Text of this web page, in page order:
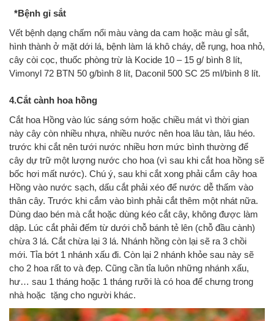
*Bệnh gỉ sắt
Vết bệnh dạng chấm nổi màu vàng da cam hoặc màu gỉ sắt,
hình thành ở mặt d­ới lá, bệnh làm lá khô cháy, dễ rụng, hoa nhỏ,
cây còi cọc, thuốc phòng trừ là Kocide 10 – 15 g/ bình 8 lít,
Vimonyl 72 BTN 50 g/bình 8 lít, Daconil 500 SC 25 ml/bình 8 lít.
4.Cắt cành hoa hồng
Cắt hoa Hồng vào lúc sáng sớm hoặc chiều mát vì thời gian
này cây còn nhiều nhựa, nhiều nước nên hoa lâu tàn, lâu héo.
trước khi cắt nên tưới nước nhiều hơn mức bình thường để
cây dự trữ một lượng nước cho hoa (vì sau khi cắt hoa hồng sẽ
bốc hơi mất nước). Chú ý, sau khi cắt xong phải cắm cây hoa
Hồng vào nước sạch, dấu cắt phải xéo để nước dễ thấm vào
thân cây. Trước khi cắm vào bình phải cắt thêm một nhát nữa.
Dùng dao bén mà cắt hoặc dùng kéo cắt cây, không được làm
dập. Lúc cắt phải đếm từ dưới chỗ bánh tẻ lên (chỗ đầu cành)
chừa 3 lá. Cắt chừa lại 3 lá. Nhánh hồng còn lại sẽ ra 3 chồi
mới. Tỉa bớt 1 nhánh xấu đi. Còn lại 2 nhánh khỏe sau này sẽ
cho 2 hoa rất to và đẹp. Cũng cần tỉa luôn những nhánh xấu,
hư… sau 1 tháng hoặc 1 tháng rưỡi là có hoa để chưng trong
nhà hoặc tặng cho người khác.